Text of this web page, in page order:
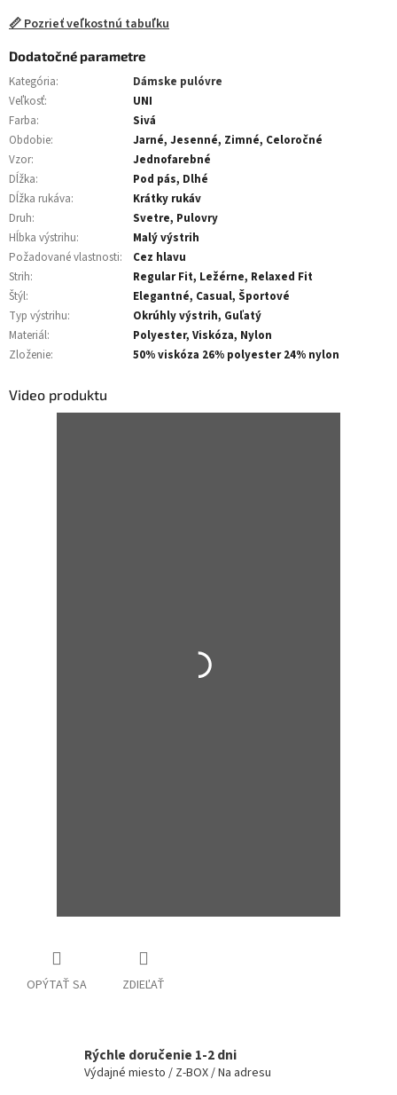
📏 Pozrieť veľkostnú tabuľku
Dodatočné parametre
Kategória:
Dámske pulóvre
Veľkosť:
UNI
Farba:
Sivá
Obdobie:
Jarné, Jesenné, Zimné, Celoročné
Vzor:
Jednofarebné
Dĺžka:
Pod pás, Dlhé
Dĺžka rukáva:
Krátky rukáv
Druh:
Svetre, Pulovry
Hĺbka výstrihu:
Malý výstrih
Požadované vlastnosti:
Cez hlavu
Strih:
Regular Fit, Ležérne, Relaxed Fit
Štýl:
Elegantné, Casual, Športové
Typ výstrihu:
Okrúhly výstrih, Guľatý
Materiál:
Polyester, Viskóza, Nylon
Zloženie: 50% viskóza 26% polyester 24% nylon
Video produktu
OPÝTAŤ SA ZDIEĽAŤ
Rýchle doručenie 1-2 dni
Výdajné miesto / Z-BOX / Na adresu